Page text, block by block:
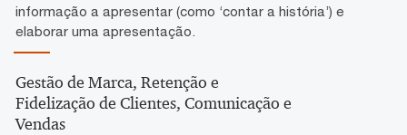
informação a apresentar (como ‘contar a história’) e
elaborar uma apresentação.
Gestão de Marca, Retenção e
Fidelização de Clientes, Comunicação e
Vendas